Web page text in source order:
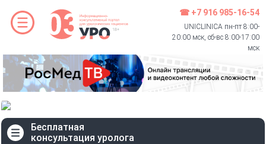
☎ +7 916 985-16-54
UNICLINICA пн-пт 8:00-
20:00 мск, сб-вс 8:00-17:00
мск
Бесплатная
консультация уролога